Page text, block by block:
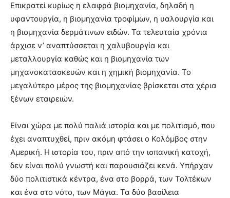
Επικρατεί κυρίως η ελαφρά βιομηχανία, δηλαδή η
υφαντουργία, η βιομηχανία τροφίμων, η υαλουργία και
η βιομηχανία δερμάτινων ειδών. Τα τελευταία χρόνια
άρχισε ν’ αναπτύσσεται η χαλυβουργία και
μεταλλουργία καθώς και η βιομηχανία των
μηχανοκατασκευών και η χημική βιομηχανία. Το
μεγαλύτερο μέρος της βιομηχανίας βρίσκεται στα χέρια
ξένων εταιρειών.
Είναι χώρα με πολύ παλιά ιστορία και με πολιτισμό, που
έχει αναπτυχθεί, πριν ακόμη φτάσει ο Κολόμβος στην
Αμερική. Η ιστορία του, πριν από την ισπανική κατοχή,
δεν είναι πολύ γνωστή και παρουσιάζει κενά. Υπήρχαν
δύο πολιτιστικά κέντρα, ένα στο βορρά, των Τολτέκων
και ένα στο νότο, των Μάγια. Τα δύο βασίλεια